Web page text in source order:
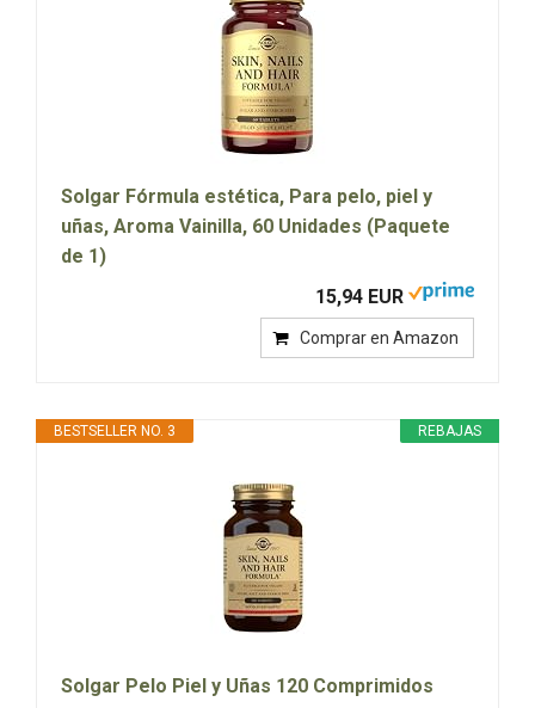
Solgar Fórmula estética, Para pelo, piel y
uñas, Aroma Vainilla, 60 Unidades (Paquete
de 1)
15,94 EUR
Comprar en Amazon
REBAJAS
BESTSELLER NO. 3
Solgar Pelo Piel y Uñas 120 Comprimidos